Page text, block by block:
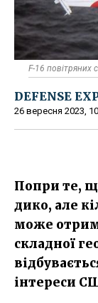
F-16 повітряних
DEFENSE
26 вересня 2023,
Попри те,
дико, але
може
складної
інтереси